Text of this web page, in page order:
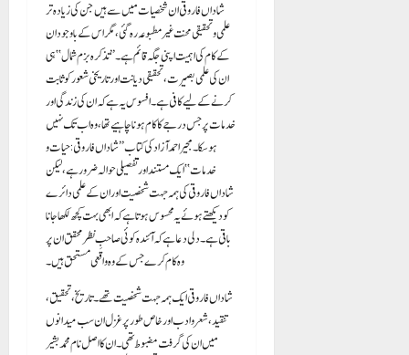
شاداں فاروقی ان شخصیات میں سے ہیں جن کی زیادہ تر
علمی و تحقیقی محنت غیر مطبوعہ رہ گئی، مگر اس کے باوجود ان
کے کام کی اہمیت اپنی جگہ قائم ہے۔ ’’تذکرہ بزم شمال‘‘ ہی
ان کی علمی بصیرت، تحقیقی دیانت اور تاریخی شعور کو ثابت
کرنے کے لیے کافی ہے۔ افسوس یہ ہے کہ ان کی زندگی اور
خدمات پر جس درجے کا کام ہونا چاہیے تھا، وہ اب تک نہیں
ہو سکا۔ مجیر احمد آزاد کی کتاب ’’شاداں فاروقی: حیات و
خدمات‘‘ ایک مستند اور تفصیلی حوالہ ضرور ہے، لیکن
شاداں فاروقی کی ہمہ جہت شخصیت اور ان کے علمی دائرے
کو دیکھتے ہوئے یہ محسوس ہوتا ہے کہ ابھی بہت کچھ لکھا جانا
باقی ہے۔ دلی دعا ہے کہ آئندہ کوئی صاحبِ نظر محقق ان پر
وہ کام کرے جس کے وہ واقعی مستحق ہیں۔
شاداں فاروقی ایک ہمہ جہت شخصیت تھے۔ تاریخ، تحقیق،
تنقید، شعر و ادب اور خاص طور پر غزل ان سب میدانوں
میں ان کی گرفت مضبوط تھی۔ ان کا اصل نام محمد بشیر